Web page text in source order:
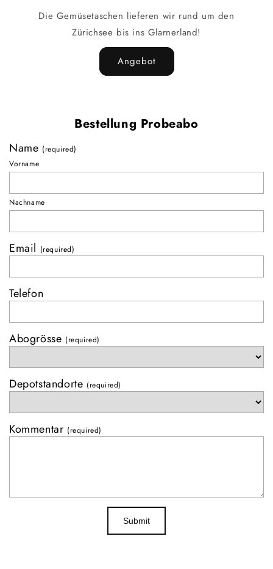
Die Gemüsetaschen lieferen wir rund um den
Zürichsee bis ins Glarnerland!
Angebot
Bestellung Probeabo
Name (required)
Vorname
Nachname
Email (required)
Telefon
Abogrösse (required)
Depotstandorte (required)
Kommentar (required)